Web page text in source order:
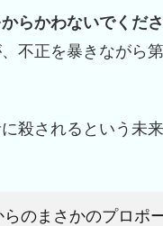
らかわないでくだ
不正を暴きながら
殺されるという未
のまさかのプロポ